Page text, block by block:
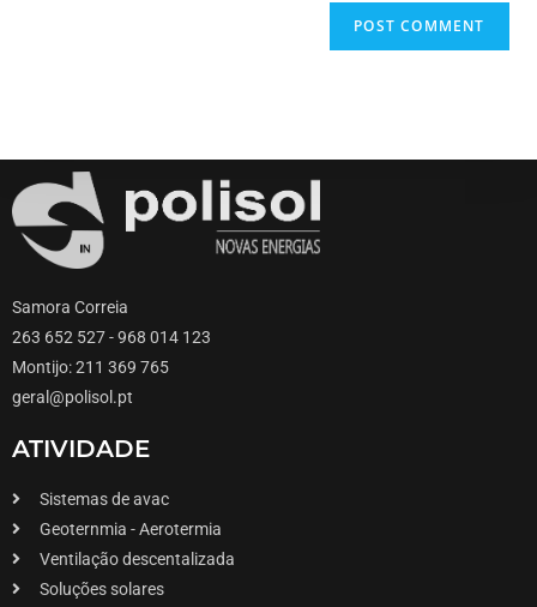
Samora Correia
263 652 527 - 968 014 123
Montijo: 211 369 765
geral@polisol.pt
ATIVIDADE
Sistemas de avac
Geoternmia - Aerotermia
Ventilação descentalizada
Soluções solares